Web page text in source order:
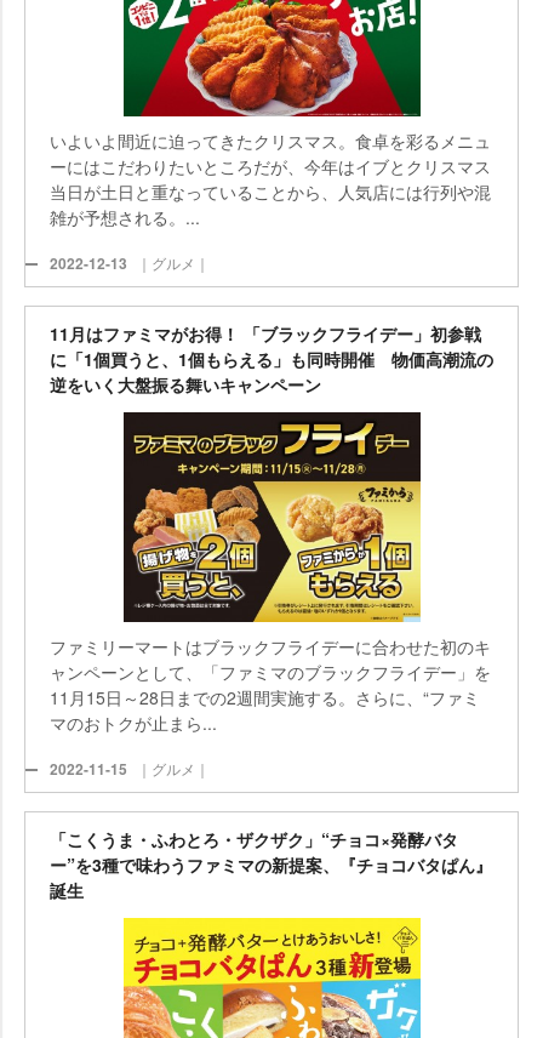
いよいよ間近に迫ってきたクリスマス。食卓を彩るメニュ
ーにはこだわりたいところだが、今年はイブとクリスマス
当日が土日と重なっていることから、人気店には行列や混
雑が予想される。...
2022-12-13 ｜グルメ｜
11月はファミマがお得！ 「ブラックフライデー」初参戦
に「1個買うと、1個もらえる」も同時開催 物価高潮流の
逆をいく大盤振る舞いキャンペーン
ファミリーマートはブラックフライデーに合わせた初のキ
ャンペーンとして、「ファミマのブラックフライデー」を
11月15日～28日までの2週間実施する。さらに、“ファミ
マのおトクが止まら...
2022-11-15 ｜グルメ｜
「こくうま・ふわとろ・ザクザク」“チョコ×発酵バタ
ー”を3種で味わうファミマの新提案、『チョコバタぱん』
誕生